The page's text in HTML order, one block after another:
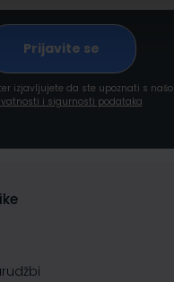
izjavljujete da ste upoznati s
i sigurnosti podataka